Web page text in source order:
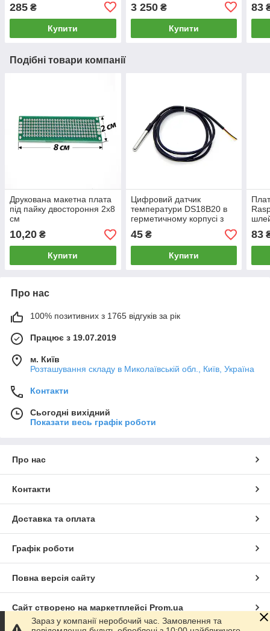
285 ₴
Купити
3 250₴
Купити
83
Подібні товари компанії
Друкована макетна плата
під пайку двостороння 2х8
см
10,20 ₴
Купити
Цифровий датчик
температури DS18B20 в
герметичному корпусі з
нержавіючої сталі для
мікроконтролера Arduino
45₴
Купити
83
Про нас
100% позитивних з 1765 відгуків за рік
Працює з 19.07.2019
м. Київ
Розташування складу в Миколаївській обл., Київ, Україна
Контакти
Сьогодні вихідний
Показати весь графік роботи
Про нас
Контакти
Доставка та оплата
Графік роботи
Повна версія сайту
Сайт створено на маркетплейсі Prom.ua
Зараз у компанії неробочий час. Замовлення та